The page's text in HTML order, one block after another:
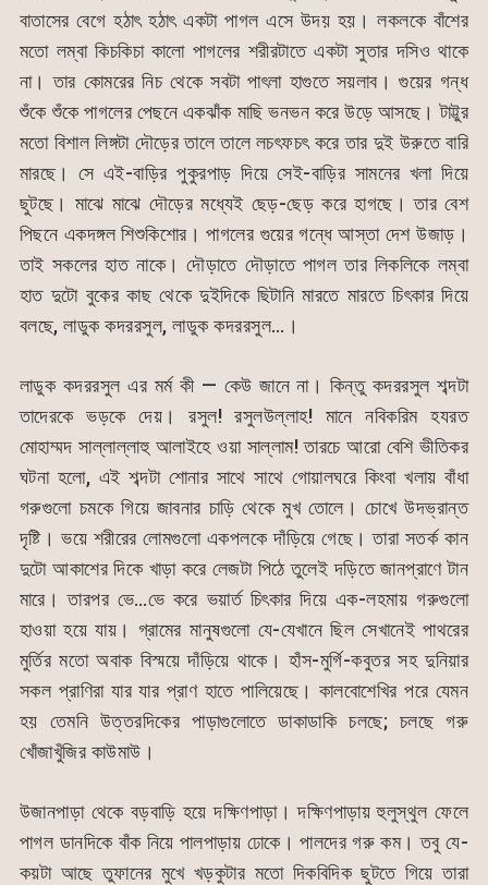
k
er
বাতাসের বেগে হঠাৎ হঠাৎ একটা পাগল এসে উদয় হয়। লকলকে বাঁশের
মতো লম্বা কিচকিচা কালো পাগলের শরীরটাতে একটা সুতার দসিও থাকে
না। তার কোমরের নিচ থেকে সবটা পাৎলা হাগুতে সয়লাব। গুয়ের গন্ধ
শুঁকে শুঁকে পাগলের পেছনে একঝাঁক মাছি ভনভন করে উড়ে আসছে। টাট্টুর
মতো বিশাল লিঙ্গটা দৌড়ের তালে তালে লচৎফচৎ করে তার দুই উরুতে বারি
মারছে। সে এই-বাড়ির পুকুরপাড় দিয়ে সেই-বাড়ির সামনের খলা দিয়ে
ছুটছে। মাঝে মাঝে দৌড়ের মধ্যেই ছেড়-ছেড় করে হাগছে। তার বেশ
পিছনে একদঙ্গল শিশুকিশোর। পাগলের গুয়ের গন্ধে আস্তা দেশ উজাড়।
তাই সকলের হাত নাকে। দৌড়াতে দৌড়াতে পাগল তার লিকলিকে লম্বা
হাত দুটো বুকের কাছ থেকে দুইদিকে ছিটানি মারতে মারতে চিৎকার দিয়ে
বলছে, লাডুক কদররসুল, লাডুক কদররসুল…।
লাডুক কদররসুল এর মর্ম কী — কেউ জানে না। কিন্তু কদররসুল শব্দটা
তাদেরকে ভড়কে দেয়। রসুল! রসুলউল্লাহ! মানে নবিকরিম হযরত
মোহাম্মদ সাল্লাল্লাহু আলাইহে ওয়া সাল্লাম! তারচে আরো বেশি ভীতিকর
ঘটনা হলো, এই শব্দটা শোনার সাথে সাথে গোয়ালঘরে কিংবা খলায় বাঁধা
গরুগুলো চমকে গিয়ে জাবনার চাড়ি থেকে মুখ তোলে। চোখে উদভ্রান্ত
দৃষ্টি। ভয়ে শরীরের লোমগুলো একপলকে দাঁড়িয়ে গেছে। তারা সতর্ক কান
দুটো আকাশের দিকে খাড়া করে লেজটা পিঠে তুলেই দড়িতে জানপ্রাণে টান
মারে। তারপর ভে…ভে করে ভয়ার্ত চিৎকার দিয়ে এক-লহমায় গরুগুলো
হাওয়া হয়ে যায়। গ্রামের মানুষগুলো যে-যেখানে ছিল সেখানেই পাথরের
মুর্তির মতো অবাক বিস্ময়ে দাঁড়িয়ে থাকে। হাঁস-মুর্গি-কবুতর সহ দুনিয়ার
সকল প্রাণিরা যার যার প্রাণ হাতে পালিয়েছে। কালবোশেখির পরে যেমন
হয় তেমনি উত্তরদিকের পাড়াগুলোতে ডাকাডাকি চলছে; চলছে গরু
খোঁজাখুঁজির কাউমাউ।
উজানপাড়া থেকে বড়বাড়ি হয়ে দক্ষিণপাড়া। দক্ষিণপাড়ায় হুলুস্থুল ফেলে
পাগল ডানদিকে বাঁক নিয়ে পালপাড়ায় ঢোকে। পালদের গরু কম। তবু যে-
কয়টা আছে তুফানের মুখে খড়কুটার মতো দিকবিদিক ছুটতে গিয়ে তারা